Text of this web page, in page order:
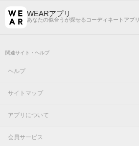
WEARアプリ
あなたの似合うが探せるコーディネートアプリ
関連サイト・ヘルプ
ヘルプ
サイトマップ
アプリについて
会員サービス